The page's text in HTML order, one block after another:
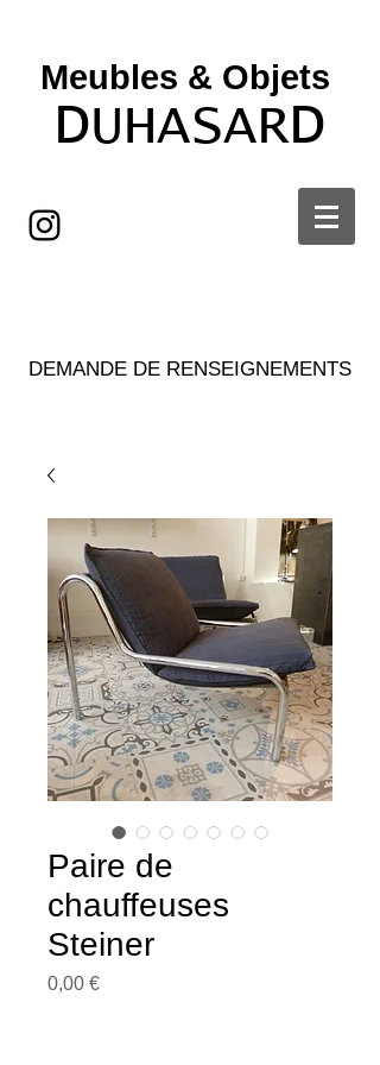
Meubles & Objets ​
DUHASARD
DEMANDE DE RENSEIGNEMENTS
Paire de
chauffeuses
Steiner
0,00 €Prix